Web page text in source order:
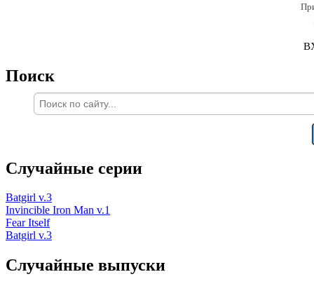
Поиск
Случайные серии
Batgirl v.3
Invincible Iron Man v.1
Fear Itself
Batgirl v.3
Случайные выпуски